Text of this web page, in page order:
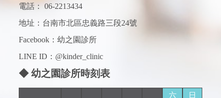
電話：
06-2213434
地址：台南市北區忠義路三段24號
Facebook： 幼之園診所
LINE ID：@kinder_clinic
◆ 幼之園診所時刻表
六 日